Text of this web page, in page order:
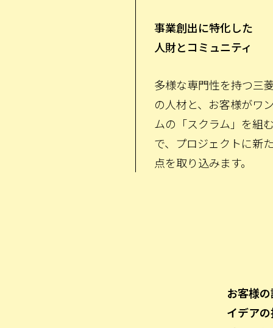
事業創出に特化した
人財とコミュニティ
多様な専門性を持つ三
の人材と、お客様がワ
ムの「スクラム」を組
で、プロジェクトに新
点を取り込みます。
お客様
イデア